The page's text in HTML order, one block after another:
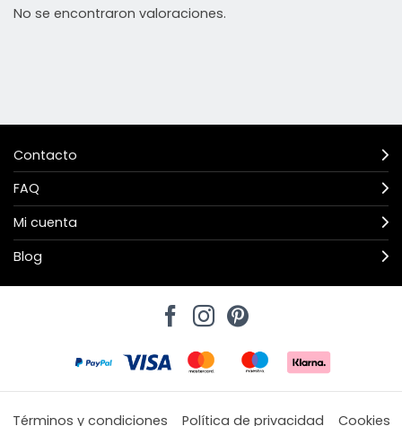
No se encontraron valoraciones.
Contacto
FAQ
Mi cuenta
Blog
Términos y condiciones Política de privacidad Cookies